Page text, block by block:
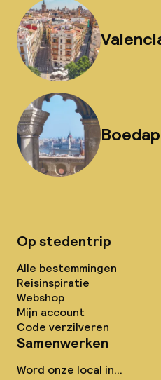
Op stedentrip
Alle bestemmingen
Reisinspiratie
Webshop
Mijn account
Code verzilveren
Samenwerken
Word onze local in...